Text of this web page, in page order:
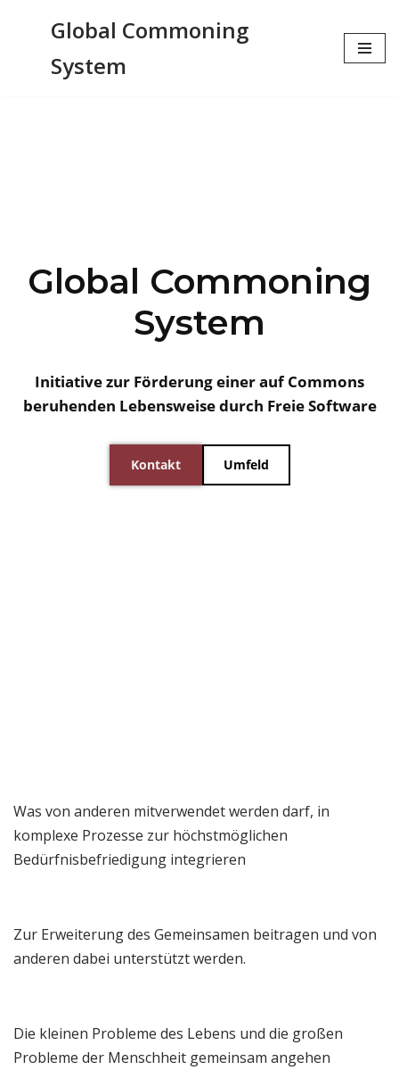
Inhalt
Global Commoning
System
Global Commoning
System
Initiative zur Förderung einer auf Commons
beruhenden Lebensweise durch Freie Software
Kontakt Umfeld
Was von anderen mitverwendet werden darf, in
komplexe Prozesse zur höchstmöglichen
Bedürfnisbefriedigung integrieren
Zur Erweiterung des Gemeinsamen beitragen und von
anderen dabei unterstützt werden.
Die kleinen Probleme des Lebens und die großen
Probleme der Menschheit gemeinsam angehen